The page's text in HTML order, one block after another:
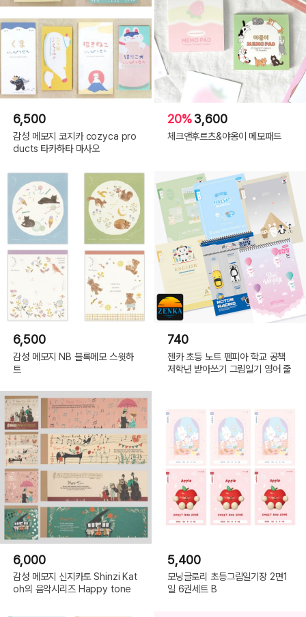
6,500
감성 메모지 코지카 cozyca pro
ducts 타카하타 마사오
20%3,600
체크앤후르츠&야옹이 메모패드
6,500
감성 메모지 NB 블록메모 스윗하
트
740
젠카 초등 노트 펜피아 학교 공책
저학년 받아쓰기 그림일기 영어 줄
6,000
감성 메모지 신지카토 Shinzi Kat
oh의 음악시리즈 Happy tone
5,400
모닝글로리 초등그림일기장 2면1
일 6권세트 B